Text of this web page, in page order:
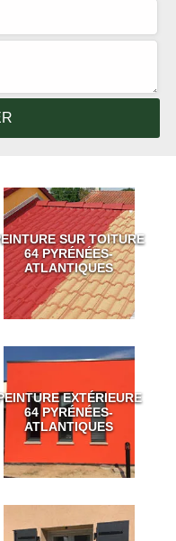
SUR TOITURE
64 PYRÉNÉES-
ATLANTIQUES
EXTÉRIEURE
64 PYRÉNÉES-
ATLANTIQUES